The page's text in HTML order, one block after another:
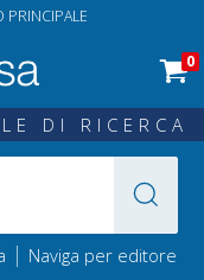
PRINCIPALE
0
DI RICERCA
| Naviga per editore